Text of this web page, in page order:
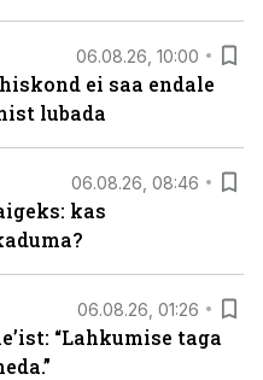
06.08.26, 10:00
ei saa endale
lubada
06.08.26, 08:46
kas
06.08.26, 01:26
“Lahkumise taga